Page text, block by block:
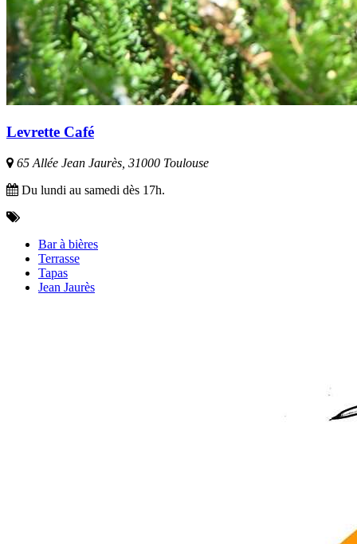
Levrette Café
65 Allée Jean Jaurès, 31000 Toulouse
Du lundi au samedi dès 17h.
Bar à bières
Terrasse
Tapas
Jean Jaurès